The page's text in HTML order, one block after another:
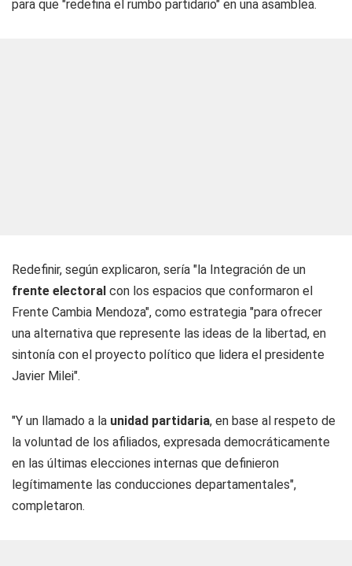
para que "redefina el rumbo partidario" en una asamblea.
Redefinir, según explicaron, sería "la Integración de un
frente electoral con los espacios que conformaron el
Frente Cambia Mendoza", como estrategia "para ofrecer
una alternativa que represente las ideas de la libertad, en
sintonía con el proyecto político que lidera el presidente
Javier Milei".
"Y un llamado a la unidad partidaria, en base al respeto de
la voluntad de los afiliados, expresada democráticamente
en las últimas elecciones internas que definieron
legítimamente las conducciones departamentales",
completaron.